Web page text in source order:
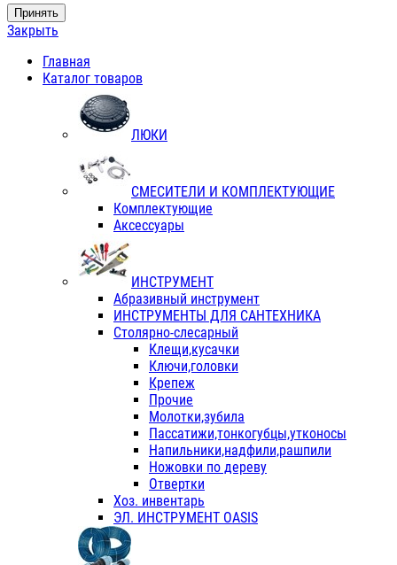
Принять
Закрыть
Главная
Каталог товаров
ЛЮКИ
СМЕСИТЕЛИ И КОМПЛЕКТУЮЩИЕ
Комплектующие
Аксессуары
ИНСТРУМЕНТ
Абразивный инструмент
ИНСТРУМЕНТЫ ДЛЯ САНТЕХНИКА
Столярно-слесарный
Клещи,кусачки
Ключи,головки
Крепеж
Прочие
Молотки,зубила
Пассатижи,тонкогубцы,утконосы
Напильники,надфили,рашпили
Ножовки по дереву
Отвертки
Хоз. инвентарь
ЭЛ. ИНСТРУМЕНТ OASIS